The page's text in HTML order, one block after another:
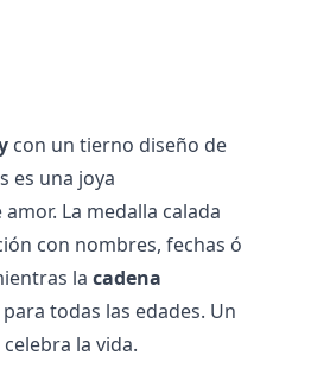
con un tierno diseño de
es una joya
amor. La medalla calada
con nombres, fechas ó
la cadena
todas las edades. Un
la vida.